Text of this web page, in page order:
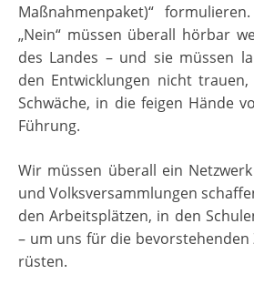
Maßnahmenpaket)“
„Nein“ müssen überall hörbar
des Landes – und sie müssen
den Entwicklungen nicht
Schwäche, in die feigen Hände
Führung.
Wir müssen überall ein
und Volksversammlungen
den Arbeitsplätzen, in den
– um uns für die bevorstehenden
rüsten.